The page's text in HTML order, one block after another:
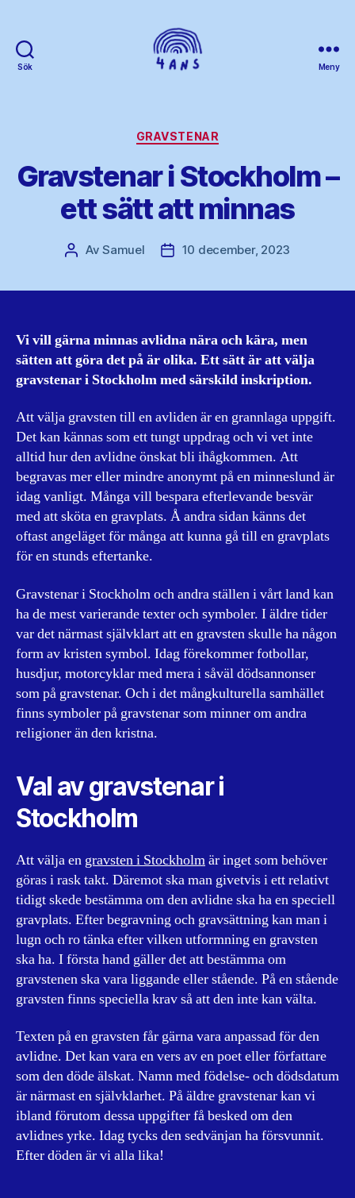
Sök Meny
Kategorier
GRAVSTENAR
Gravstenar i Stockholm –
ett sätt att minnas
Inläggsförfattare
AvSamuel Inläggsdatum
10 december, 2023
Vi vill gärna minnas avlidna nära och kära, men
sätten att göra det på är olika. Ett sätt är att välja
gravstenar i Stockholm med särskild inskription.
Att välja gravsten till en avliden är en grannlaga uppgift.
Det kan kännas som ett tungt uppdrag och vi vet inte
alltid hur den avlidne önskat bli ihågkommen. Att
begravas mer eller mindre anonymt på en minneslund är
idag vanligt. Många vill bespara efterlevande besvär
med att sköta en gravplats. Å andra sidan känns det
oftast angeläget för många att kunna gå till en gravplats
för en stunds eftertanke.
Gravstenar i Stockholm och andra ställen i vårt land kan
ha de mest varierande texter och symboler. I äldre tider
var det närmast självklart att en gravsten skulle ha någon
form av kristen symbol. Idag förekommer fotbollar,
husdjur, motorcyklar med mera i såväl dödsannonser
som på gravstenar. Och i det mångkulturella samhället
finns symboler på gravstenar som minner om andra
religioner än den kristna.
Val av gravstenar i
Stockholm
Att välja en gravsten i Stockholmär inget som behöver
göras i rask takt. Däremot ska man givetvis i ett relativt
tidigt skede bestämma om den avlidne ska ha en speciell
gravplats. Efter begravning och gravsättning kan man i
lugn och ro tänka efter vilken utformning en gravsten
ska ha. I första hand gäller det att bestämma om
gravstenen ska vara liggande eller stående. På en stående
gravsten finns speciella krav så att den inte kan välta.
Texten på en gravsten får gärna vara anpassad för den
avlidne. Det kan vara en vers av en poet eller författare
som den döde älskat. Namn med födelse- och dödsdatum
är närmast en självklarhet. På äldre gravstenar kan vi
ibland förutom dessa uppgifter få besked om den
avlidnes yrke. Idag tycks den sedvänjan ha försvunnit.
Efter döden är vi alla lika!